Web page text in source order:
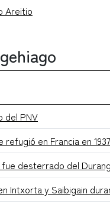
Areitio
del PNV
en Francia en 1937
desterrado del
Intxorta y Saibigain